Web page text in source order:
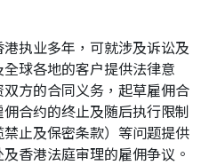
点
执业多年，可就涉及诉讼及
球各地的客户提供法律意
方的合同义务，起草雇佣合
合约的终止及随后执行限制
止及保密条款）等问题提供
香港法庭审理的雇佣争议。